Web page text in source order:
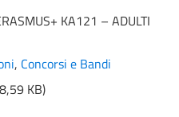
KA121 – ADULTI
, Concorsi e Bandi
KB)